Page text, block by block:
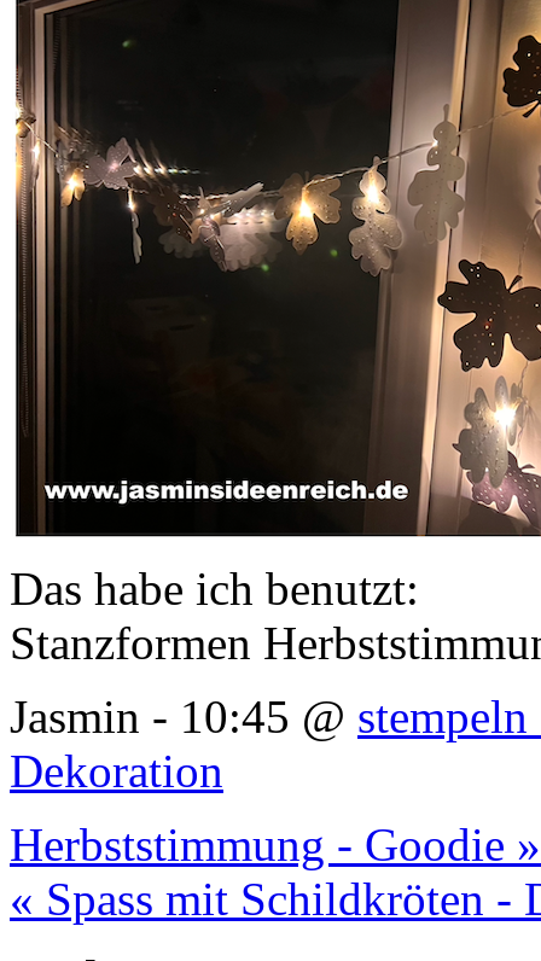
Das habe ich benutzt:
Stanzformen
Jasmin - 10:45 @
Dekoration
Herbststimmung - Goodie »
« Spass mit Schildkröten